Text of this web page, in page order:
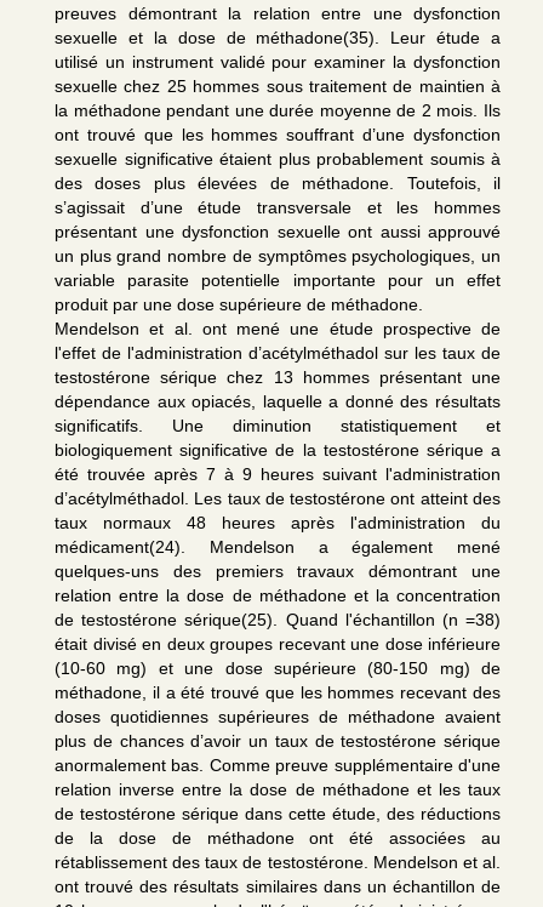
preuves démontrant la relation entre une dysfonction
sexuelle et la dose de méthadone(35). Leur étude a
utilisé un instrument validé pour examiner la dysfonction
sexuelle chez 25 hommes sous traitement de maintien à
la méthadone pendant une durée moyenne de 2 mois. Ils
ont trouvé que les hommes souffrant d’une dysfonction
sexuelle significative étaient plus probablement soumis à
des doses plus élevées de méthadone. Toutefois, il
s’agissait d’une étude transversale et les hommes
présentant une dysfonction sexuelle ont aussi approuvé
un plus grand nombre de symptômes psychologiques, un
variable parasite potentielle importante pour un effet
produit par une dose supérieure de méthadone.
Mendelson et al. ont mené une étude prospective de
l'effet de l'administration d’acétylméthadol sur les taux de
testostérone sérique chez 13 hommes présentant une
dépendance aux opiacés, laquelle a donné des résultats
significatifs. Une diminution statistiquement et
biologiquement significative de la testostérone sérique a
été trouvée après 7 à 9 heures suivant l'administration
d’acétylméthadol. Les taux de testostérone ont atteint des
taux normaux 48 heures après l'administration du
médicament(24). Mendelson a également mené
quelques-uns des premiers travaux démontrant une
relation entre la dose de méthadone et la concentration
de testostérone sérique(25). Quand l'échantillon (n =38)
était divisé en deux groupes recevant une dose inférieure
(10-60 mg) et une dose supérieure (80-150 mg) de
méthadone, il a été trouvé que les hommes recevant des
doses quotidiennes supérieures de méthadone avaient
plus de chances d’avoir un taux de testostérone sérique
anormalement bas. Comme preuve supplémentaire d'une
relation inverse entre la dose de méthadone et les taux
de testostérone sérique dans cette étude, des réductions
de la dose de méthadone ont été associées au
rétablissement des taux de testostérone. Mendelson et al.
ont trouvé des résultats similaires dans un échantillon de